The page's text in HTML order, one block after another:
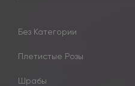
Без Категории
Плетистые Розы
Шрабы